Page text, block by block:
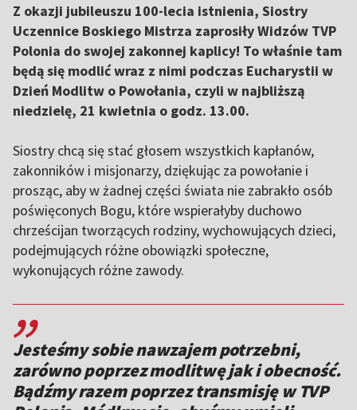
Z okazji jubileuszu 100-lecia istnienia, Siostry
Uczennice Boskiego Mistrza zaprosiły Widzów TVP
Polonia do swojej zakonnej kaplicy! To właśnie tam
będą się modlić wraz z nimi podczas Eucharystii w
Dzień Modlitw o Powołania, czyli w najbliższą
niedzielę, 21 kwietnia o godz. 13.00.
Siostry chcą się stać głosem wszystkich kapłanów,
zakonników i misjonarzy, dziękując za powołanie i
prosząc, aby w żadnej części świata nie zabrakło osób
poświęconych Bogu, które wspierałyby duchowo
chrześcijan tworzących rodziny, wychowujących dzieci,
podejmujących różne obowiązki społeczne,
wykonujących różne zawody.
,,
Jesteśmy sobie nawzajem potrzebni,
zarówno poprzez modlitwę jak i obecność.
Bądźmy razem poprzez transmisję w TVP